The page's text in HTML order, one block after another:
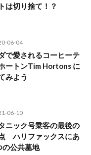
は切り捨て！？
06-04
で愛されるコーヒーテ
ートンTim Hortons に
みよう
06-10
ニック号乗客の最後の
ハリファックスにあ
の公共墓地